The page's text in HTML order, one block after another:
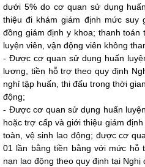
dưới 5% do cơ quan sử dụng
thiệu đi khám giám định mức suy
đồng giám định y khoa; thanh
luyện viên, vận động viên không
- Được cơ quan sử dụng huấn
lương, tiền hỗ trợ theo quy định
nghỉ tập huấn, thi đấu trong thời
động;
- Được cơ quan sử dụng huấn
hoặc trợ cấp và giới thiệu giám
toàn, vệ sinh lao động; được cơ
01 lần bằng tiền bằng với mức hỗ
nạn lao động theo quy định tại Nghị